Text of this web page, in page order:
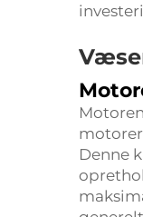
Denne